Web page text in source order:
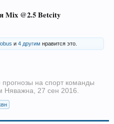
Mix @2.5 Betcity
и 4 другим нравится это.
прогнозы на спорт команды
Няважна, 27 сен 2016.